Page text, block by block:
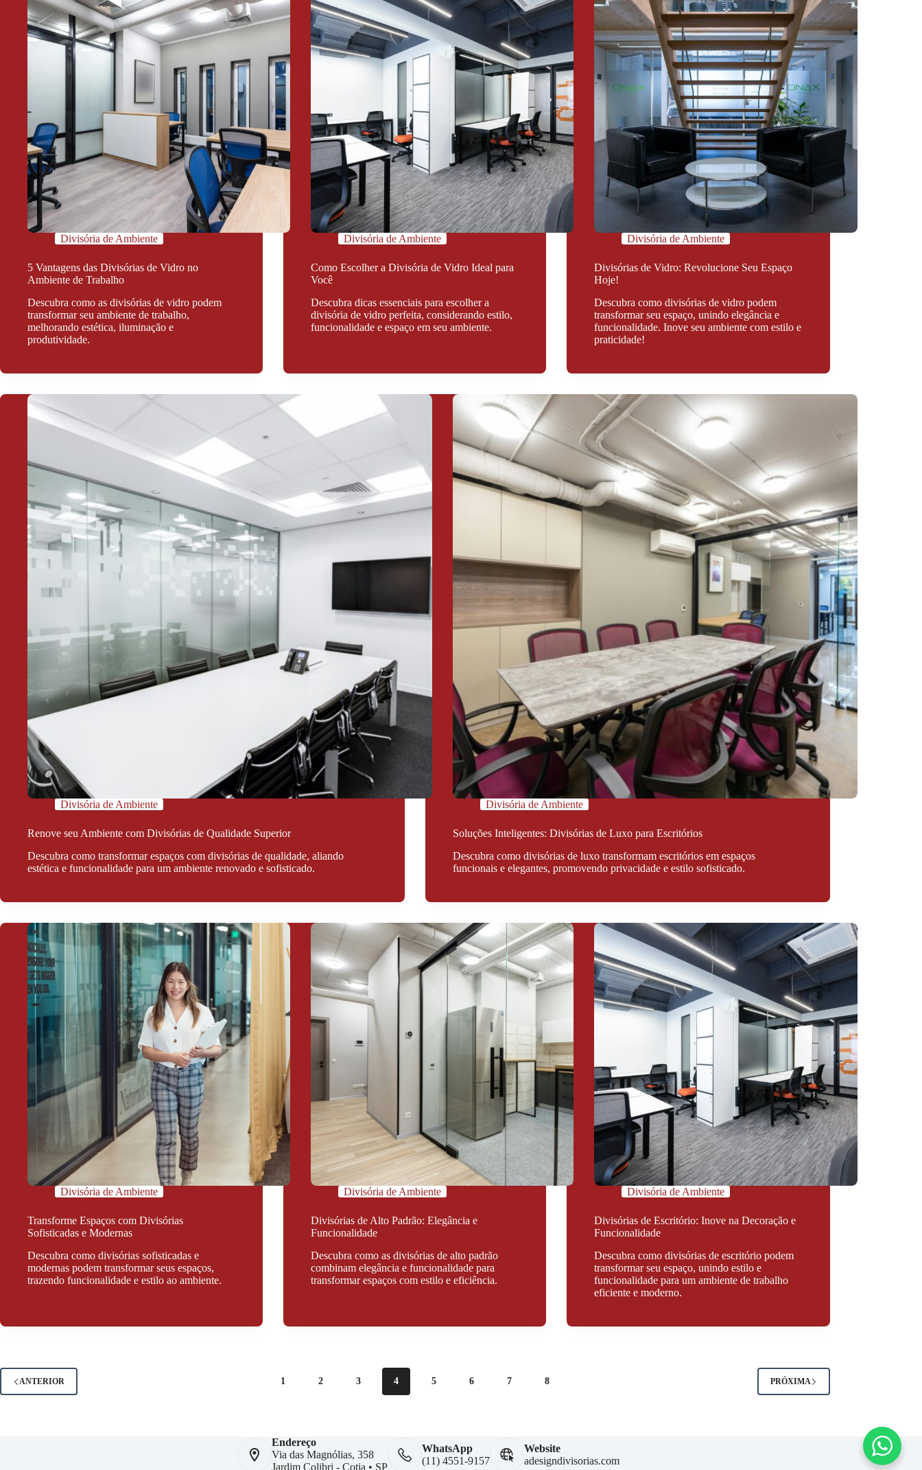
Divisória de Ambiente
5 Vantagens das Divisórias de Vidro no
Ambiente de Trabalho
Descubra como as divisórias de vidro podem
transformar seu ambiente de trabalho,
melhorando estética, iluminação e
produtividade.
Divisória de Ambiente
Como Escolher a Divisória de Vidro Ideal para
Você
Descubra dicas essenciais para escolher a
divisória de vidro perfeita, considerando estilo,
funcionalidade e espaço em seu ambiente.
Divisória de Ambiente
Divisórias de Vidro: Revolucione Seu Espaço
Hoje!
Descubra como divisórias de vidro podem
transformar seu espaço, unindo elegância e
funcionalidade. Inove seu ambiente com estilo e
praticidade!
Divisória de Ambiente
Renove seu Ambiente com Divisórias de Qualidade Superior
Descubra como transformar espaços com divisórias de qualidade, aliando
estética e funcionalidade para um ambiente renovado e sofisticado.
Divisória de Ambiente
Soluções Inteligentes: Divisórias de Luxo para Escritórios
Descubra como divisórias de luxo transformam escritórios em espaços
funcionais e elegantes, promovendo privacidade e estilo sofisticado.
Divisória de Ambiente
Transforme Espaços com Divisórias
Sofisticadas e Modernas
Descubra como divisórias sofisticadas e
modernas podem transformar seus espaços,
trazendo funcionalidade e estilo ao ambiente.
Divisória de Ambiente
Divisórias de Alto Padrão: Elegância e
Funcionalidade
Descubra como as divisórias de alto padrão
combinam elegância e funcionalidade para
transformar espaços com estilo e eficiência.
Divisória de Ambiente
Divisórias de Escritório: Inove na Decoração e
Funcionalidade
Descubra como divisórias de escritório podem
transformar seu espaço, unindo estilo e
funcionalidade para um ambiente de trabalho
eficiente e moderno.
ANTERIOR 1 2 3 4 5 6 7 8 PRÓXIMA
Endereço
Via das Magnólias, 358
Jardim Colibri - Cotia • SP
WhatsApp
(11) 4551‑9157
Website
adesigndivisorias.com